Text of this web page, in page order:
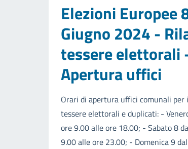
Elezioni Europee
Giugno 2024 -
tessere elettorali
Apertura uffici
Orari di apertura uffici comunali per
tessere elettorali e duplicati: -
ore 9.00 alle ore 18.00; - Sabato 8
9.00 alle ore 23.00; - Domenica 9